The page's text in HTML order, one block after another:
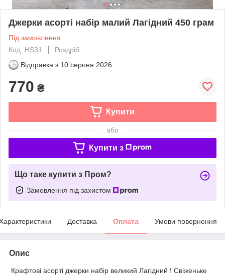
Джерки асорті набір малий Лагідний 450 грам
Під замовлення
Код: HS31
Роздріб
Відправка з 10 серпня 2026
770 ₴
Купити
або
Купити з
Що таке купити з Пром?
Замовлення під захистом
Доставка Оплата Умови повернення
Опис
Крафтові асорті джерки набір великий Лагідний ! Свіженьке